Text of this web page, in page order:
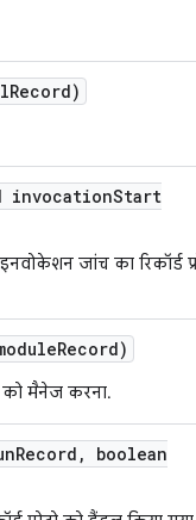
Record)
invocationStart
जांच का रिकॉर्ड
Record)
को मैनेज करना.
Record ,
boolean